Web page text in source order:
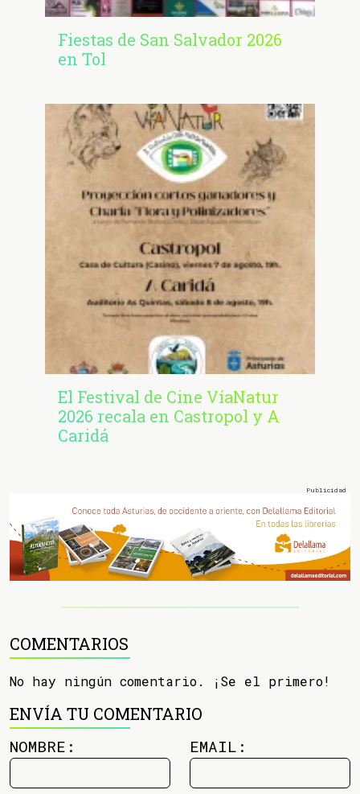
Fiestas de San Salvador 2026
en Tol
El Festival de Cine VíaNatur
2026 recala en Castropol y A
Caridá
COMENTARIOS
No hay ningún comentario. ¡Se el primero!
ENVÍA TU COMENTARIO
NOMBRE: EMAIL: